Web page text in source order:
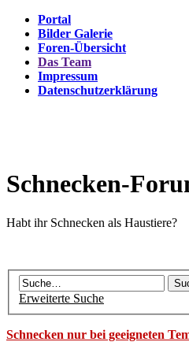
Portal
Bilder Galerie
Foren-Übersicht
Das Team
Impressum
Datenschutzerklärung
Schnecken-
Habt ihr Schnecken als Haustiere?
Erweiterte Suche
Schnecken nur bei geeigneten